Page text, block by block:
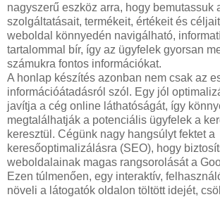
nagyszerű eszköz arra, hogy bemutassuk
szolgáltatásait, termékeit, értékeit és
weboldal könnyedén navigálható,
tartalommal bír, így az ügyfelek gyorsan
számukra fontos információkat.
A honlap készítés azonban nem csak az
információátadásról szól. Egy jól
javítja a cég online láthatóságát, így
megtalálhatják a potenciális ügyfelek a
keresztül. Cégünk nagy hangsúlyt fektet a
keresőoptimalizálásra (SEO), hogy
weboldalainak magas rangsorolását a
Ezen túlmenően, egy interaktív,
növeli a látogatók oldalon töltött idejét,